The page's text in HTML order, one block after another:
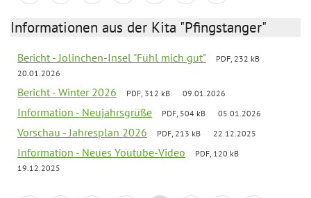
Informationen aus der Kita "Pfingstanger"
Bericht - Jolinchen-Insel "Fühl mich gut"
PDF, 232 kB
20.01.2026
Bericht - Winter 2026 PDF, 312 kB 09.01.2026
Information - Neujahrsgrüße PDF, 504 kB 05.01.2026
Vorschau - Jahresplan 2026 PDF, 213 kB 22.12.2025
Information - Neues Youtube-Video
PDF, 120 kB
19.12.2025